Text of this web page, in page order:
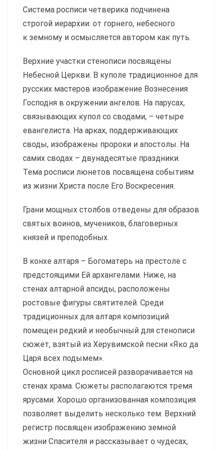
Система росписи четверика подчинена
строгой иерархии: от горнего, небесного
к земному и осмысляется автором как путь.
Верхние участки стенописи посвящены
Небесной Церкви. В куполе традиционное для
русских мастеров изображение Вознесения
Гос­подня в окружении ангелов. На парусах,
связывающих купол со сводами, – четыре
евангелиста. На арках, поддерживающих
своды, изображены пророки и апостолы. На
самих сводах – двунадесятые праздники.
Тема росписи люнетов посвящена событиям
из жизни Христа после Его Воскресения.
Грани мощных столбов отведены для образов
святых воинов, мучеников, благоверных
князей и преподобных.
В конхе алтаря – Богоматерь на престоле с
предстоящими Ей архангелами. Ниже, на
стенах алтарной апсиды, расположены
ростовые фигуры святителей. Среди
традиционных для алтаря композиций
помещен редкий и необычный для стенописи
сюжет, взятый из Херувимской песни «Яко да
Царя всех подымем».
Основной цикл росписей разворачивается на
стенах храма. Сюжеты располагаются тремя
ярусами. Хорошо организованная композиция
позволяет выделить несколько тем. Верхний
регистр посвящен изображению земной
жизни Спасителя и рассказывает о чудесах,